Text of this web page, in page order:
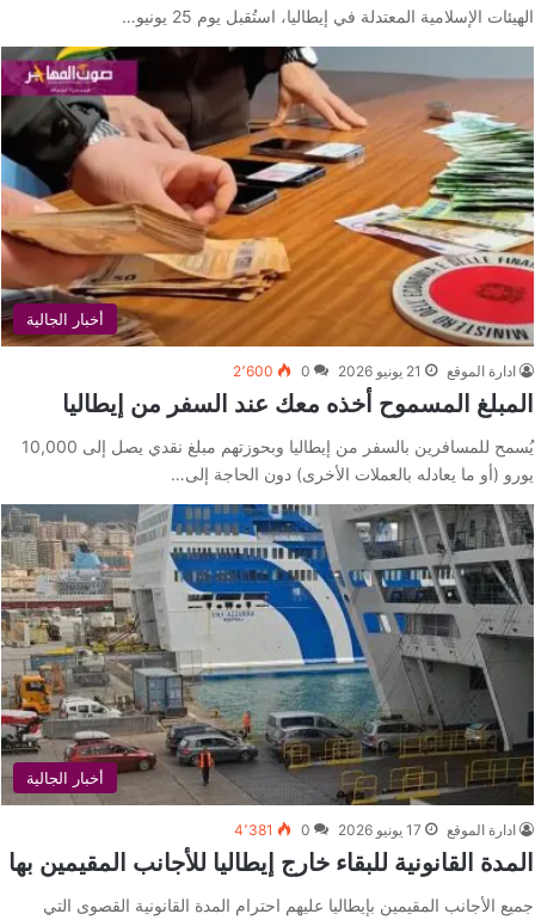
الهيئات الإسلامية المعتدلة في إيطاليا، استُقبل يوم 25 يونيو…
أخبار الجالية
ادارة الموقع 21 يونيو 2026 0 2٬600
المبلغ المسموح أخذه معك عند السفر من إيطاليا
يُسمح للمسافرين بالسفر من إيطاليا وبحوزتهم مبلغ نقدي يصل إلى 10,000
يورو (أو ما يعادله بالعملات الأخرى) دون الحاجة إلى…
أخبار الجالية
ادارة الموقع 17 يونيو 2026 0 4٬381
المدة القانونية للبقاء خارج إيطاليا للأجانب المقيمين بها
جميع الأجانب المقيمين بإيطاليا عليهم احترام المدة القانونية القصوى التي